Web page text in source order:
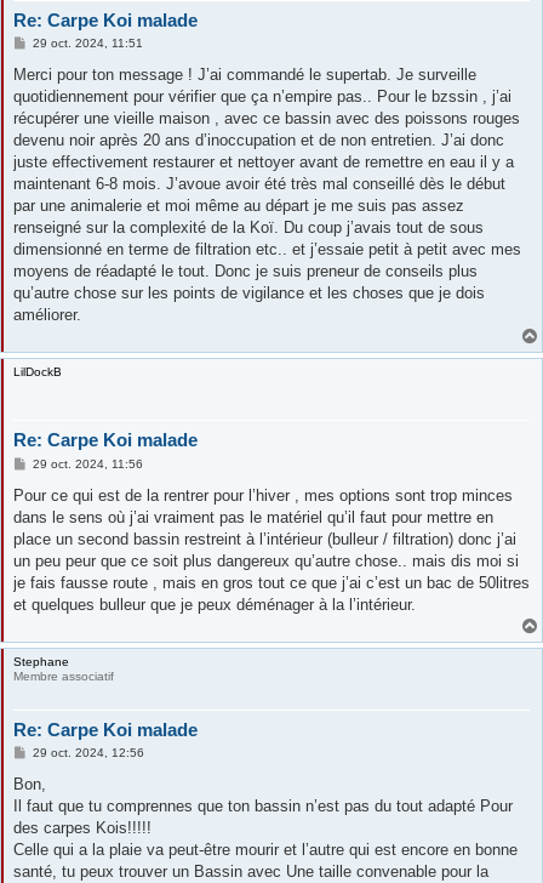
Re: Carpe Koi malade
M
s
a
g
29 oct. 2024, 11:51
Merci pour ton message ! J’ai commandé le supertab. Je surveille
quotidiennement pour vérifier que ça n’empire pas.. Pour le bzssin , j’ai
récupérer une vieille maison , avec ce bassin avec des poissons rouges
devenu noir après 20 ans d’inoccupation et de non entretien. J’ai donc
juste effectivement restaurer et nettoyer avant de remettre en eau il y a
maintenant 6-8 mois. J’avoue avoir été très mal conseillé dès le début
par une animalerie et moi même au départ je me suis pas assez
renseigné sur la complexité de la Koï. Du coup j’avais tout de sous
dimensionné en terme de filtration etc.. et j’essaie petit à petit avec mes
moyens de réadapté le tout. Donc je suis preneur de conseils plus
qu’autre chose sur les points de vigilance et les choses que je dois
améliorer.
LilDockB
Re: Carpe Koi malade
M
s
a
g
29 oct. 2024, 11:56
Pour ce qui est de la rentrer pour l’hiver , mes options sont trop minces
dans le sens où j’ai vraiment pas le matériel qu’il faut pour mettre en
place un second bassin restreint à l’intérieur (bulleur / filtration) donc j’ai
un peu peur que ce soit plus dangereux qu’autre chose.. mais dis moi si
je fais fausse route , mais en gros tout ce que j’ai c’est un bac de 50litres
et quelques bulleur que je peux déménager à la l’intérieur.
Stephane
Membre associatif
Re: Carpe Koi malade
M
s
a
g
29 oct. 2024, 12:56
Bon,
Il faut que tu comprennes que ton bassin n’est pas du tout adapté Pour
des carpes Kois!!!!!
Celle qui a la plaie va peut-être mourir et l’autre qui est encore en bonne
santé, tu peux trouver un Bassin avec Une taille convenable pour la